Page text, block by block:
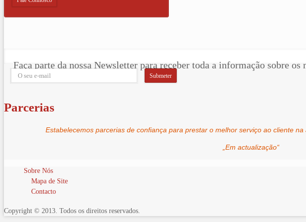
Faça parte da nossa Newsletter para receber toda a informação sobre os
Parcerias
Estabelecemos parcerias de confiança para prestar o melhor serviço ao cliente
„Em actualização“
Sobre Nós
Mapa de Site
Contacto
Copyright © 2013. Todos os direitos reservados.